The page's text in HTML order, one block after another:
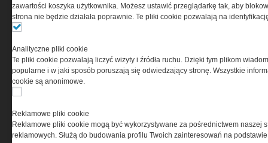
Codzienne źródło informacji o taktyce,
misjach bojowych, uzbrojeniu, umundurowaniu
zawartości koszyka użytkownika. Możesz ustawić przeglądarkę tak, aby
strona nie będzie działała poprawnie. Te pliki cookie pozwalają na
Analityczne pliki cookie
Te pliki cookie pozwalają liczyć wizyty i źródła ruchu. Dzięki tym plikom
popularne i w jaki sposób poruszają się odwiedzający stronę. Wszystkie
cookie są anonimowe.
Reklamowe pliki cookie
Reklamowe pliki cookie mogą być wykorzystywane za pośrednictwem naszej
reklamowych. Służą do budowania profilu Twoich zainteresowań na